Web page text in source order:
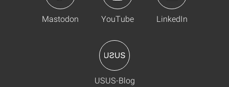
Mastodon YouTube LinkedIn
USUS-Blog